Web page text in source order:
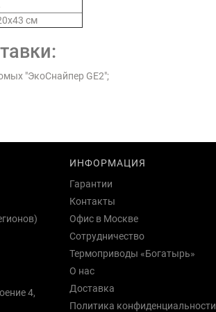
см
"ЭкоСнайпер GE2";
4,
ИНФОРМАЦИЯ
Гарантии
Контакты
Офис в Москве
Сотрудничество
Термоприводы «Богатырь»
О нас
Доставка
Политика конфиденциальности